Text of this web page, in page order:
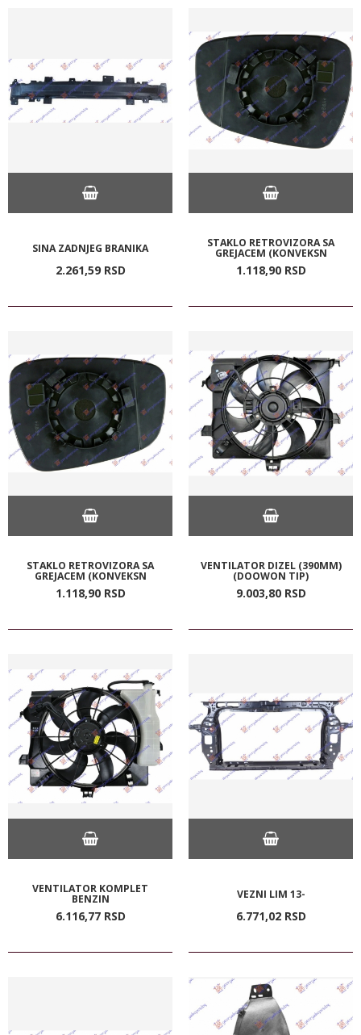
SINA ZADNJEG BRANIKA
2.261,59 RSD
STAKLO RETROVIZORA SA
GREJACEM (KONVEKSN
1.118,90 RSD
STAKLO RETROVIZORA SA
GREJACEM (KONVEKSN
1.118,90 RSD
VENTILATOR DIZEL (390MM)
(DOOWON TIP)
9.003,80 RSD
VENTILATOR KOMPLET
BENZIN
6.116,77 RSD
VEZNI LIM 13-
6.771,02 RSD